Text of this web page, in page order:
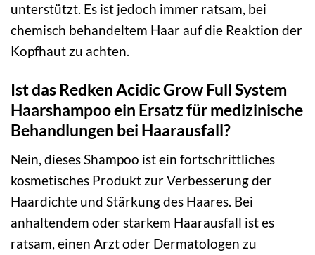
unterstützt. Es ist jedoch immer ratsam, bei
chemisch behandeltem Haar auf die Reaktion der
Kopfhaut zu achten.
Ist das Redken Acidic Grow Full System
Haarshampoo ein Ersatz für medizinische
Behandlungen bei Haarausfall?
Nein, dieses Shampoo ist ein fortschrittliches
kosmetisches Produkt zur Verbesserung der
Haardichte und Stärkung des Haares. Bei
anhaltendem oder starkem Haarausfall ist es
ratsam, einen Arzt oder Dermatologen zu